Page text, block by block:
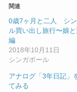
関連
0歳7ヶ月と二人 シン
ル買い出し旅行〜娘
編
2018年10月11日
シンガポール
アナログ「3年日記」
てみる